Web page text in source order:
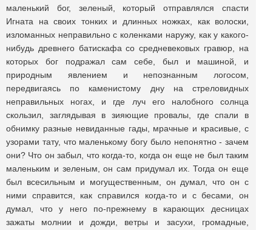
маленький бог, зеленый, который отправлялся спасти
Игната на своих тонких и длинных ножках, как волоски,
изломанных неправильно с коленками наружу, как у какого-
нибудь древнего батискафа со средневековых гравюр, на
которых бог подражал сам себе, был и машиной, и
природным явлением и непознанным логосом,
передвигаясь по каменистому дну на стреловидных
неправильных ногах, и где луч его налобного солнца
скользил, заглядывая в зияющие провалы, где спали в
обнимку разные невиданные гады, мрачные и красивые, с
узорами тату, что маленькому богу было непонятно - зачем
они? Что он забыл, что когда-то, когда он еще не был таким
маленьким и зеленым, он сам придумал их. Тогда он еще
был всесильным и могущественным, он думал, что он с
ними справится, как справился когда-то и с бесами, он
думал, что у него по-прежнему в карающих десницах
зажаты молнии и дожди, ветры и засухи, громадные,